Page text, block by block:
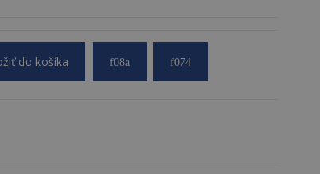
do košíka